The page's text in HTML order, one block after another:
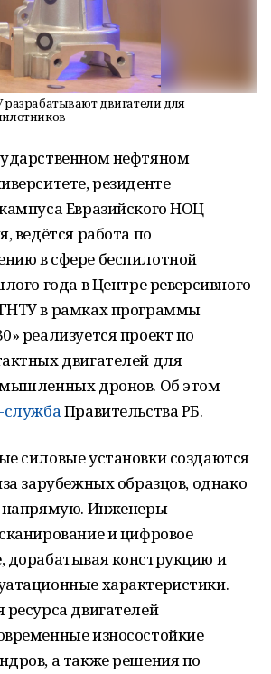
двигатели для
нефтяном
резиденте
Евразийского НОЦ
ведётся работа по
в сфере беспилотной
года в Центре реверсивного
в рамках программы
реализуется проект по
двигателей для
дронов. Об этом
службаПравительства РБ.
силовые установки создаются
зарубежных образцов, однако
напрямую. Инженеры
и цифровое
дорабатывая конструкцию и
характеристики.
двигателей
износостойкие
а также решения по